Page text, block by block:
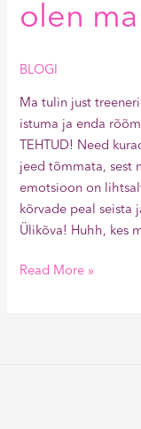
olen
BLOGI
Ma tulin just
istuma ja enda
TEHTUD! Need
jeed tõmmata, sest
emotsioon on
kõrvade peal seista
Ülikõva! Huhh, kes
Read More »